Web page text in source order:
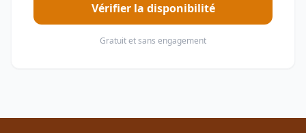
Vérifier la disponibilité
Gratuit et sans engagement